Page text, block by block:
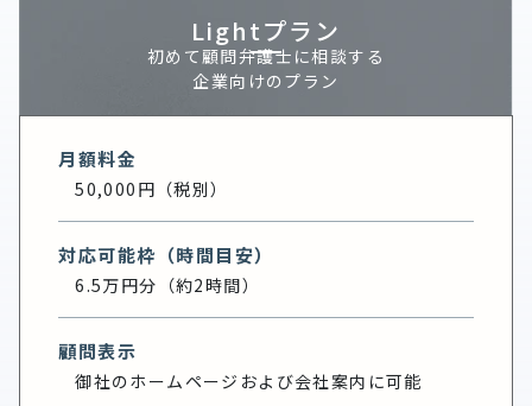
Lightプラン
初めて顧問弁護士に相談する
企業向けのプラン
月額料金
50,000円（税別）
対応可能枠（時間目安）
6.5万円分（約2時間）
顧問表示
御社のホームページおよび会社案内に可能